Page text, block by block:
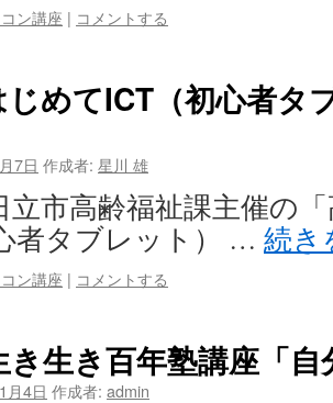
ン講座 | コメントする
めてICT（初心者タ
7日 作成者: 星川 雄
立市高齢福祉課主催の
者タブレット） … 続き
ン講座 | コメントする
生き百年塾講座「
月4日 作成者: admin